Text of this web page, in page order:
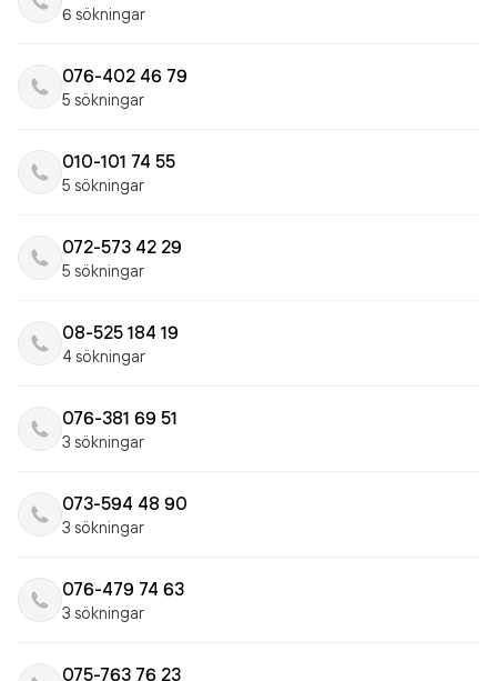
6 sökningar
076-402 46 79
5 sökningar
010-101 74 55
5 sökningar
072-573 42 29
5 sökningar
08-525 184 19
4 sökningar
076-381 69 51
3 sökningar
073-594 48 90
3 sökningar
076-479 74 63
3 sökningar
075-763 76 23